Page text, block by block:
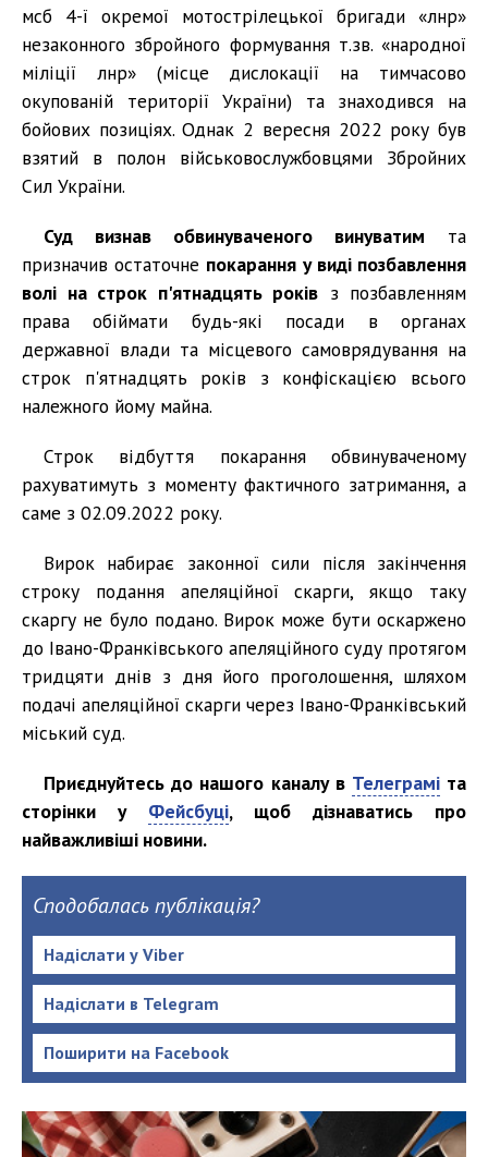
мсб 4-ї окремої мотострілецької бригади «лнр»
незаконного збройного формування т.зв. «народної
міліції лнр» (місце дислокації на тимчасово
окупованій території України) та знаходився на
бойових позиціях. Однак 2 вересня 2022 року був
взятий в полон військовослужбовцями Збройних
Сил України.
Суд визнав обвинуваченого винуватим та
призначив остаточне покарання у виді позбавлення
волі на строк п'ятнадцять років з позбавленням
права обіймати будь-які посади в органах
державної влади та місцевого самоврядування на
строк п'ятнадцять років з конфіскацією всього
належного йому майна.
Строк відбуття покарання обвинуваченому
рахуватимуть з моменту фактичного затримання, а
саме з 02.09.2022 року.
Вирок набирає законної сили після закінчення
строку подання апеляційної скарги, якщо таку
скаргу не було подано. Вирок може бути оскаржено
до Івано-Франківського апеляційного суду протягом
тридцяти днів з дня його проголошення, шляхом
подачі апеляційної скарги через Івано-Франківський
міський суд.
Приєднуйтесь до нашого каналу в Телеграміта
сторінки у Фейсбуці, щоб дізнаватись про
найважливіші новини.
Сподобалась публікація?
Надіслати у Viber
Надіслати в Telegram
Поширити на Facebook